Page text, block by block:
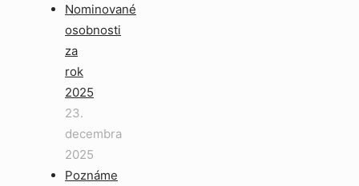
Nominované
osobnosti
za
rok
2025
23.
decembra
2025
Poznáme